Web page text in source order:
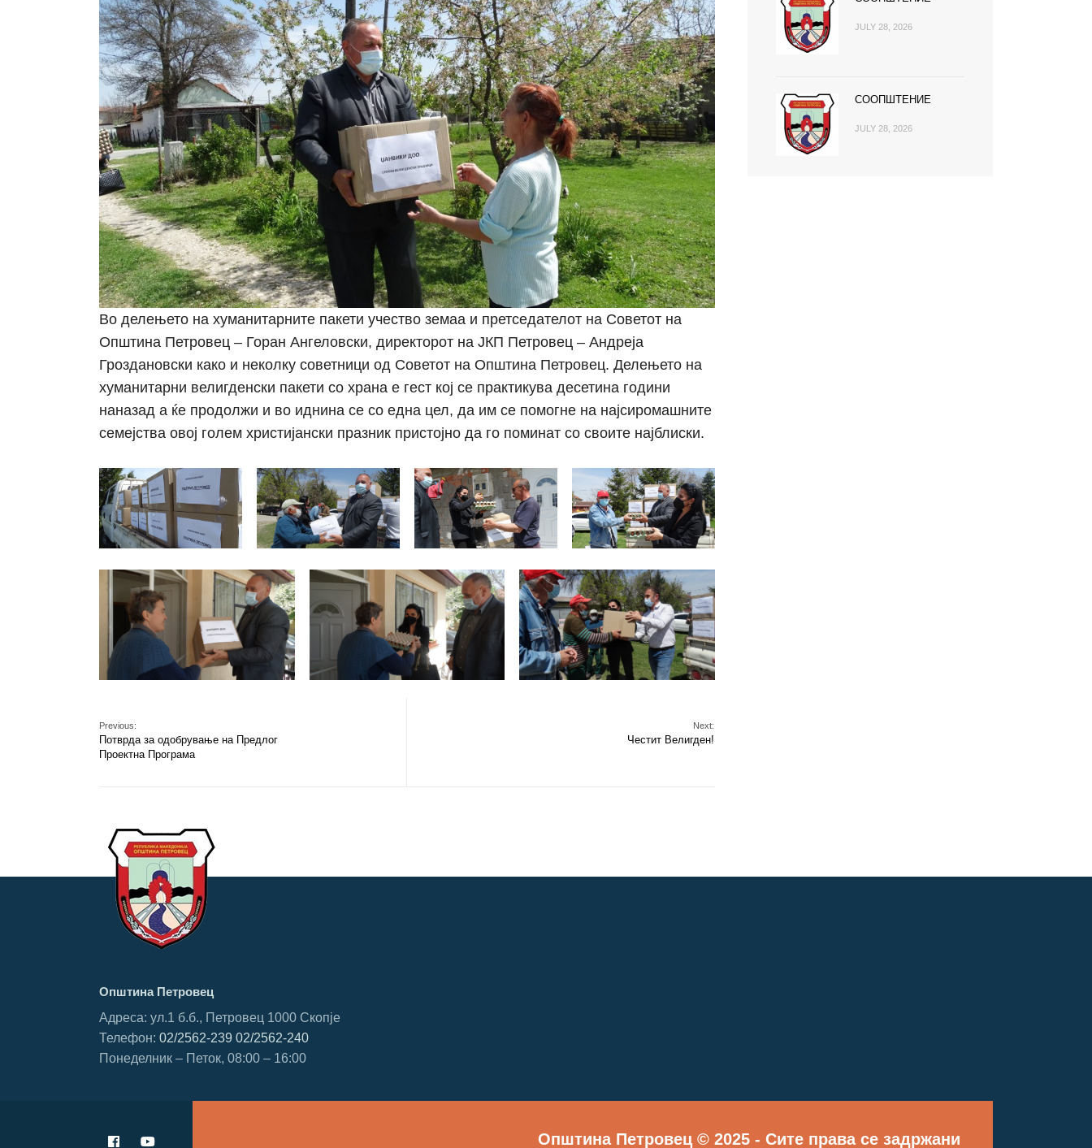
Во делењето на хуманитарните пакети учество земаа и претседателот на Советот на
Општина Петровец – Горан Ангеловски, директорот на ЈКП Петровец – Андреја
Гроздановски како и неколку советници од Советот на Општина Петровец. Делењето на
хуманитарни велигденски пакети со храна е гест кој се практикува десетина години
наназад а ќе продолжи и во иднина се со една цел, да им се помогне на најсиромашните
семејства овој голем христијански празник пристојно да го поминат со своите најблиски.
Previous:
Потврда за одобрување на Предлог
Проектна Програма
Next:
Честит Велигден!
JULY 28, 2026
СООПШТЕНИЕ
JULY 28, 2026
Општина Петровец
Адреса: ул.1 б.б., Петровец 1000 Скопје
Телефон: 02/2562-239 02/2562-240
Понеделник – Петок, 08:00 – 16:00
Општина Петровец © 2025 - Сите права се задржани